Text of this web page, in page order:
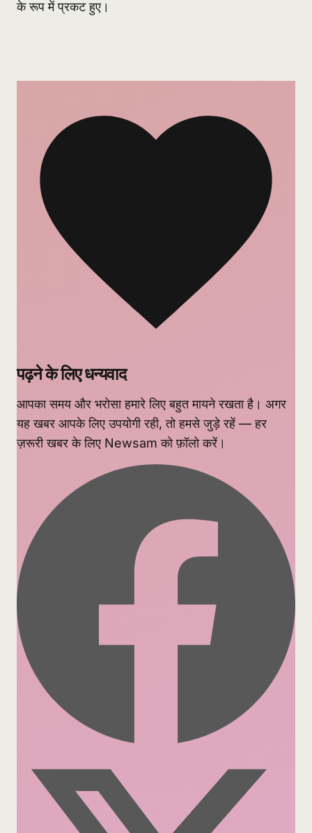
के रूप में प्रकट हुए।
पढ़ने के लिए धन्यवाद
आपका समय और भरोसा हमारे लिए बहुत मायने रखता है। अगर
यह खबर आपके लिए उपयोगी रही, तो हमसे जुड़े रहें — हर
ज़रूरी खबर के लिए Newsam को फ़ॉलो करें।